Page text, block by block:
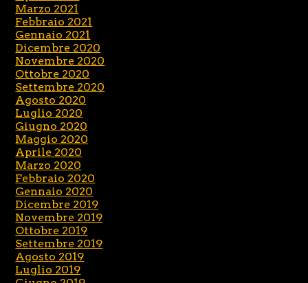
Marzo 2021
Febbraio 2021
Gennaio 2021
Dicembre 2020
Novembre 2020
Ottobre 2020
Settembre 2020
Agosto 2020
Luglio 2020
Giugno 2020
Maggio 2020
Aprile 2020
Marzo 2020
Febbraio 2020
Gennaio 2020
Dicembre 2019
Novembre 2019
Ottobre 2019
Settembre 2019
Agosto 2019
Luglio 2019